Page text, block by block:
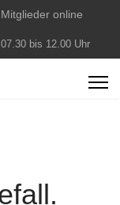
online
bis 12.00 Uhr